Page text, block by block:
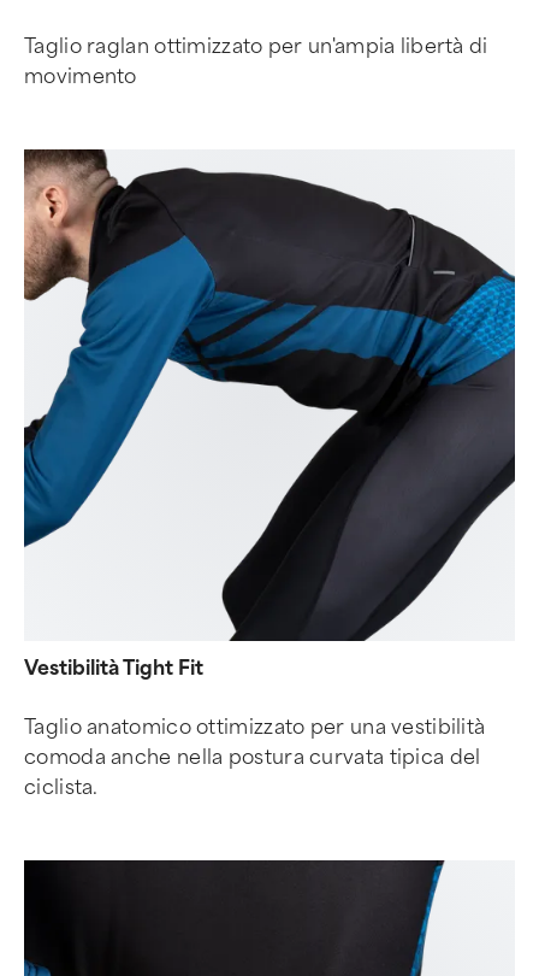
Taglio raglan ottimizzato per un'ampia libertà di
movimento
Vestibilità Tight Fit
Taglio anatomico ottimizzato per una vestibilità
comoda anche nella postura curvata tipica del
ciclista.